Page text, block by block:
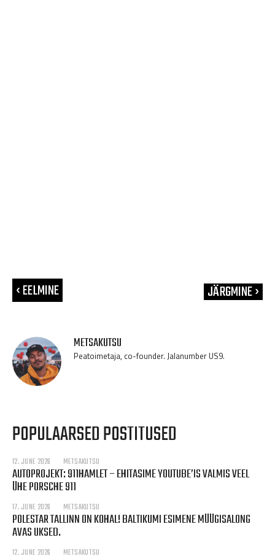
‹ EELMINE JÄRGMINE ›
METSAKUTSU
Peatoimetaja, co-founder. Jalanumber US9.
POPULAARSED POSTITUSED
12. JUNE 2026 METSAKUTSU
AUTOPROJEKT: 911HAMLET – EHITASIME YOUTUBE’IS VALMIS VEEL
ÜHE PORSCHE 911
17. JUNE 2026 METSAKUTSU
POLESTAR TALLINN ON KOHAL! BALTIKUMI ESIMENE MÜÜGISALONG
AVAS UKSED.
12. JUNE 2026 METSAKUTSU